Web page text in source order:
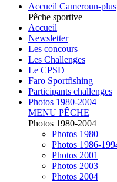
Accueil Cameroun-plus
Pêche sportive
Accueil
Newsletter
Les concours
Les Challenges
Le CPSD
Faro Sportfishing
Participants challenges
Photos 1980-2004
MENU PÊCHE
Photos 1980-2004
Photos 1980
Photos 1986-
Photos 2001
Photos 2003
Photos 2004